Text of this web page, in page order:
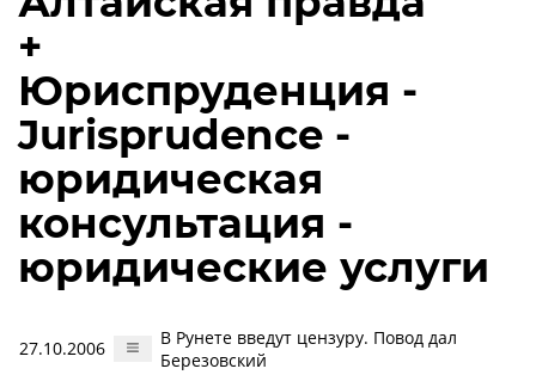
+
Юриспруденция -
Jurisprudence -
юридическая
консультация -
юридические услуги
27.10.2006
В Рунете введут цензуру. Повод дал
Березовский